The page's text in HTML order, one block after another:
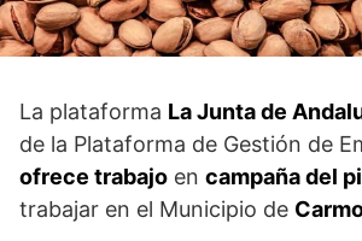
La plataforma La Junta de
de la Plataforma de Gestión de
ofrece trabajo en campaña del
trabajar en el Municipio de